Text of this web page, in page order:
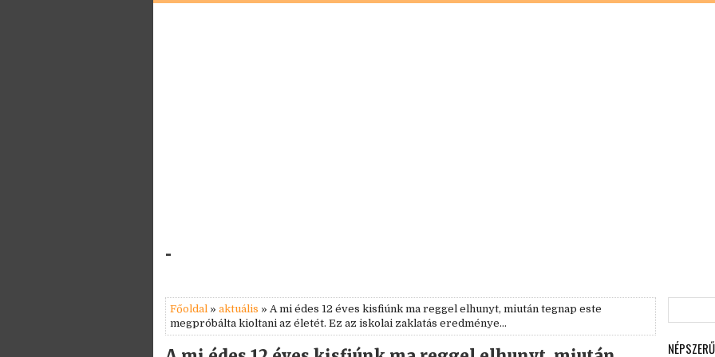
-
Főoldal » aktuális » A mi édes 12 éves kisfiúnk ma reggel elhunyt, miután tegnap este
megpróbálta kioltani az életét. Ez az iskolai zaklatás eredménye…